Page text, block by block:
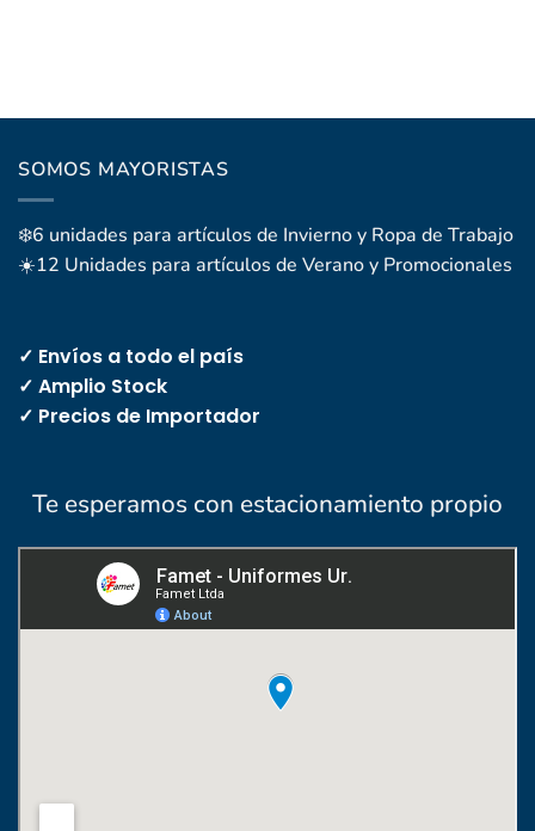
SOMOS MAYORISTAS
❄️6 unidades para artículos de Invierno y Ropa de Trabajo
☀️12 Unidades para artículos de Verano y Promocionales
✓ Envíos a todo el país
✓ Amplio Stock
✓ Precios de Importador
Te esperamos con estacionamiento propio